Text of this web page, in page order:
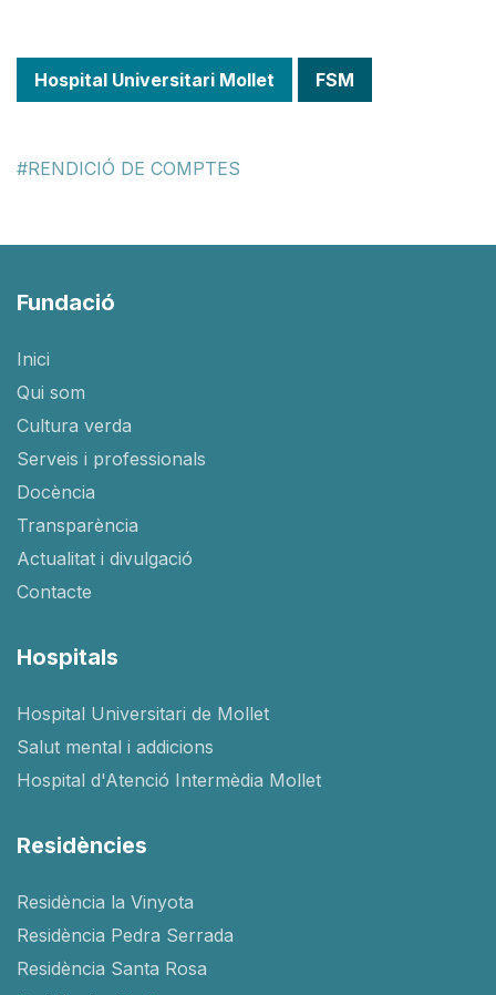
Hospital Universitari Mollet FSM
RENDICIÓ DE COMPTES
Fundació
Inici
Qui som
Cultura verda
Serveis i professionals
Docència
Transparència
Actualitat i divulgació
Contacte
Hospitals
Hospital Universitari de Mollet
Salut mental i addicions
Hospital d'Atenció Intermèdia Mollet
Residències
Residència la Vinyota
Residència Pedra Serrada
Residència Santa Rosa